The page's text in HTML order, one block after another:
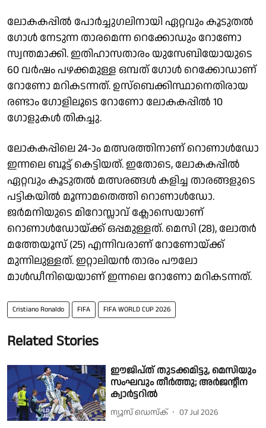
ലോകകപ്പിൽ പോർച്ചുഗലിനായി ഏറ്റവും കൂടുതൽ
ഗോൾ നേടുന്ന താരമെന്ന റെക്കോഡും റോണോ
സ്വന്തമാക്കി. ഇതിഹാസതാരം യുസേബിയോയുടെ
60 വർഷം പഴക്കമുള്ള ഒമ്പത് ഗോള്‍ റെക്കോഡാണ്
റോണോ മറികടന്നത്. ഉസ്ബെക്കിസ്ഥാനെതിരായ
രണ്ടാം ഗോളിലൂടെ റോണോ ലോകകപ്പില്‍ 10
ഗോളുകള്‍ തികച്ചു.
ലോകകപ്പിലെ 24-ാം മത്സരത്തിനാണ് റൊണാള്‍ഡോ
ഇന്നലെ ബൂട്ട് കെട്ടിയത്. ഇതോടെ, ലോകകപ്പില്‍
ഏറ്റവും കൂടുതല്‍ മത്സരങ്ങള്‍ കളിച്ച താരങ്ങളുടെ
പട്ടികയില്‍ മൂന്നാമതെത്തി റൊണാള്‍ഡോ.
ജര്‍മനിയുടെ മിറോസ്ലാവ് ക്ലോസെയാണ്
റൊണാള്‍ഡോയ്ക്ക് ഒപ്പമുള്ളത്. മെസി (28), ലോതര്‍
മത്തേയൂസ് (25) എന്നിവരാണ് റോണോയ്ക്ക്
മുന്നിലുള്ളത്. ഇറ്റാലിയന്‍ താരം പൗലോ
മാള്‍ഡീനിയെയാണ് ഇന്നലെ റോണോ മറികടന്നത്.
Cristiano Ronaldo FIFA FIFA WORLD CUP 2026
Related Stories
ഈജിപ്ത് തുടക്കമിട്ടു, മെസിയും
സംഘവും തീര്‍ത്തു; അര്‍ജന്റീന
ക്വാര്‍ട്ടറില്‍
ന്യൂസ് ഡെസ്ക് 07 Jul 2026